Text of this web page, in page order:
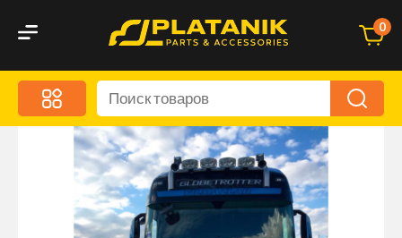
0
Меню
Акционные предложения
Дорожные аксессуары
Дорожная кухня
Автохимия и уход